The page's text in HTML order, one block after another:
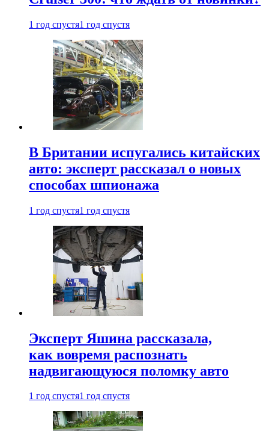
1 год спустя1 год спустя
В Британии испугались китайских
авто: эксперт рассказал о новых
способах шпионажа
1 год спустя1 год спустя
Эксперт Яшина рассказала,
как вовремя распознать
надвигающуюся поломку авто
1 год спустя1 год спустя